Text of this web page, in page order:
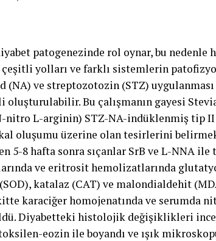
patogenezinde rol oynar, bu nedenle
çeşitli yolları ve farklı sistemlerin
(NA) ve streptozotozin (STZ)
Bu çalışmanın gayesi
nitro L-arginin) STZ-NA-indüklenmiş tip
oluşumu üzerine olan tesirlerini
5-8 hafta sonra sıçanlar SrB ve L-NNA ile
ve eritrosit hemolizatlarında
katalaz (CAT) ve malondialdehit
karaciğer homojenatında ve serumda
Diyabetteki histolojik değişiklikleri
eozin ile boyandı ve ışık